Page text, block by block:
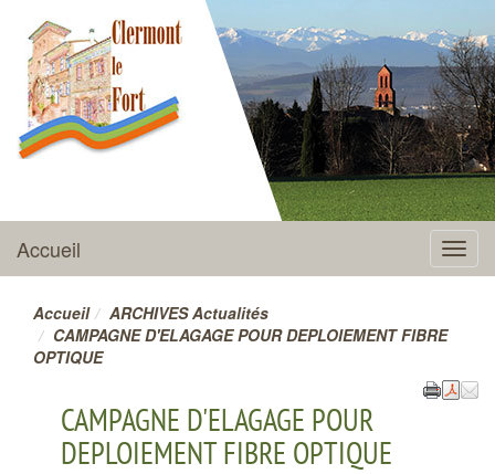
CLERMONT-LE-FORT
Menu
Accueil
Accueil
ARCHIVES Actualités
CAMPAGNE D'ELAGAGE POUR DEPLOIEMENT FIBRE
OPTIQUE
CAMPAGNE D'ELAGAGE POUR
DEPLOIEMENT FIBRE OPTIQUE